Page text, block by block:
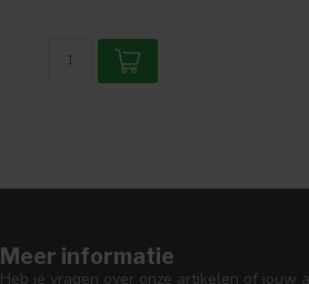
Meer informatie
Heb je vragen over onze artikelen of jouw